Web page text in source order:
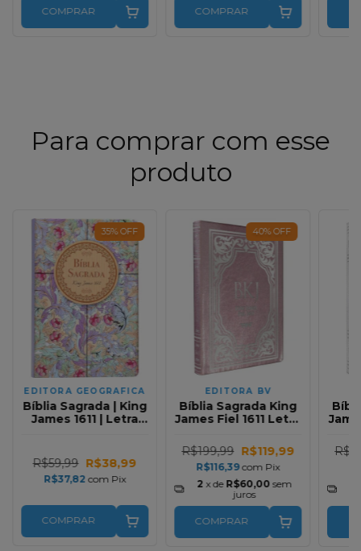
COMPRAR COMPRAR
Para comprar com esse
produto
35%OFF
EDITORA GEOGRAFICA
Bíblia Sagrada | King
James 1611 | Letra
R$59,99 R$38,99
R$37,82com Pix
COMPRAR
40%OFF
EDITORA BV
Bíblia Sagrada King
James Fiel 1611 Letra
Rose
R$199,99 R$119,99
R$116,39com Pix
2 x de R$60,00 sem
juros
COMPRAR